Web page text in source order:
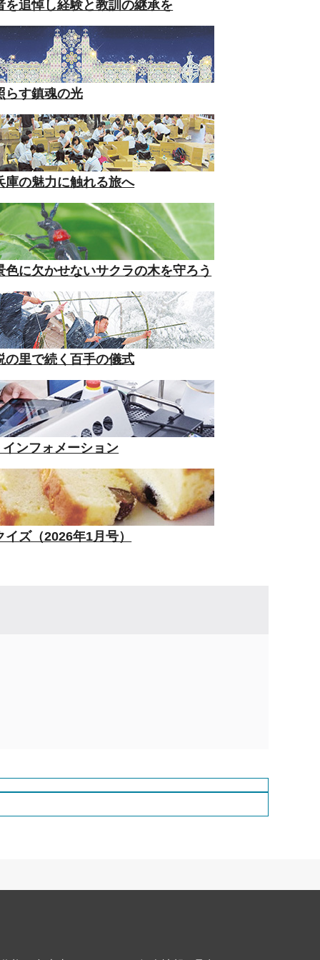
を追悼し経験と教訓の継承を
らす鎮魂の光
庫の魅力に触れる旅へ
色に欠かせないサクラの木を守ろう
の里で続く百手の儀式
ンフォメーション
ズ（2026年1月号）